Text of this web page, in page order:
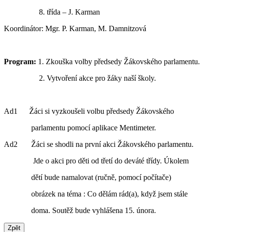
8. třída – J. Karman
Koordinátor: Mgr. P. Karman, M. Damnitzová
Program: 1. Zkouška volby předsedy Žákovského parlamentu.
2. Vytvoření akce pro žáky naší školy.
Ad1 Žáci si vyzkoušeli volbu předsedy Žákovského
parlamentu pomocí aplikace Mentimeter.
Ad2 Žáci se shodli na první akci Žákovského parlamentu.
Jde o akci pro děti od třetí do deváté třídy. Úkolem
dětí bude namalovat (ručně, pomocí počítače)
obrázek na téma : Co dělám rád(a), když jsem stále
doma. Soutěž bude vyhlášena 15. února.
Zpět